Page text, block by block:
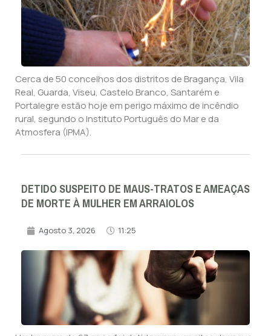
Cerca de 50 concelhos dos distritos de Bragança, Vila
Real, Guarda, Viseu, Castelo Branco, Santarém e
Portalegre estão hoje em perigo máximo de incêndio
rural, segundo o Instituto Português do Mar e da
Atmosfera (IPMA).
DETIDO SUSPEITO DE MAUS-TRATOS E AMEAÇAS
DE MORTE À MULHER EM ARRAIOLOS
Agosto 3, 2026 11:25